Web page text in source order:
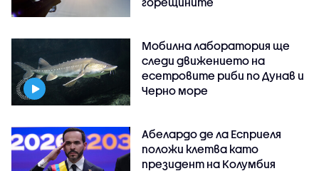
Мобилна лаборатория ще
следи движението на
есетровите риби по Дунав и
Черно море
Абелардо де ла Есприеля
положи клетва като
президент на Колумбия